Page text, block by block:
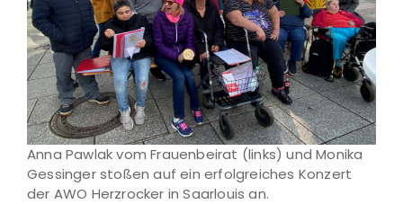
Anna Pawlak vom Frauenbeirat (links) und Monika
Gessinger stoßen auf ein erfolgreiches Konzert
der AWO Herzrocker in Saarlouis an.